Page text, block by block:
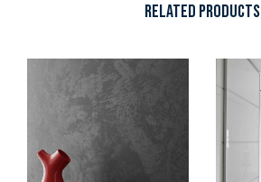
RELATED PRODUCTS